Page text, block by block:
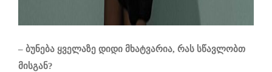
– ბუნება ყველაზე დიდი მხატვარია, რას სწავლობთ
მისგან?